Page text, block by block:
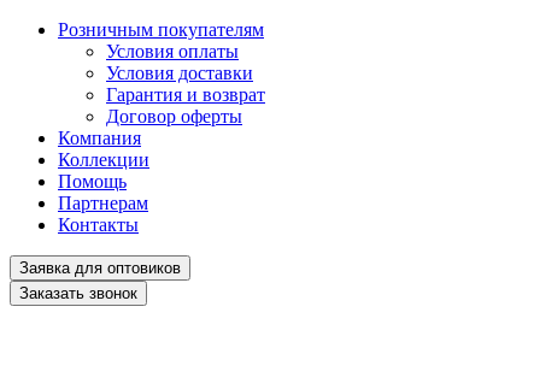
Розничным покупателям
Условия оплаты
Условия доставки
Гарантия и возврат
Договор оферты
Компания
Коллекции
Помощь
Партнерам
Контакты
Заявка для оптовиков
Заказать звонок